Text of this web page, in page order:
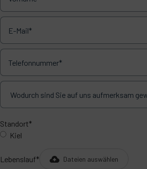
Standort*
Kiel
Lebenslauf* Dateien auswählen